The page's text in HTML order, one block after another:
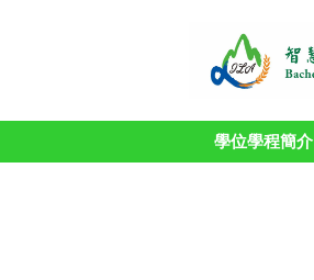
學位學程簡介